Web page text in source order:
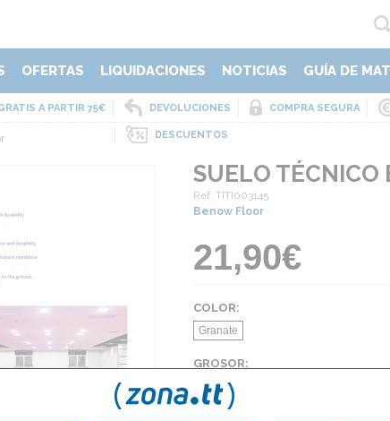
OFERTAS LIQUIDACIONES NOTICIAS GUÍA DE
A PARTIR 75€ DEVOLUCIONES COMPRA SEGURA
DESCUENTOS
SUELO TÉCNICO
Ref. TITI003145
Benow Floor
21,90€
COLOR:
Granate
GROSOR:
4,5 mm